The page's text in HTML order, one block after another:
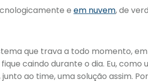
e em nuvem, de
que trava a todo momento,
caindo durante o dia. Eu, como
ao time, uma solução assim.